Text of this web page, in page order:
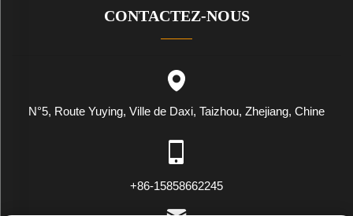
CONTACTEZ-NOUS
N°5, Route Yuying, Ville de Daxi, Taizhou, Zhejiang, Chine
+86-15858662245